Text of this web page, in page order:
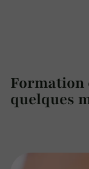
Formation
quelques